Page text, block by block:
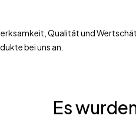
Qualität und
bei uns an.
Es